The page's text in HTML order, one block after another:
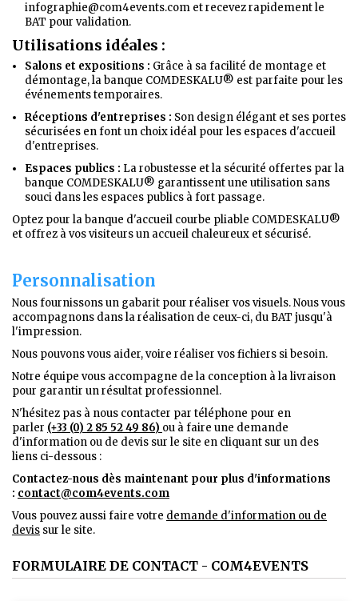
infographie@com4events.com et recevez rapidement le
BAT pour validation.
Utilisations idéales :
Salons et expositions : Grâce à sa facilité de montage et
démontage, la banque COMDESKALU® est parfaite pour les
événements temporaires.
Réceptions d'entreprises : Son design élégant et ses portes
sécurisées en font un choix idéal pour les espaces d'accueil
d'entreprises.
Espaces publics : La robustesse et la sécurité offertes par la
banque COMDESKALU® garantissent une utilisation sans
souci dans les espaces publics à fort passage.
Optez pour la banque d'accueil courbe pliable COMDESKALU®
et offrez à vos visiteurs un accueil chaleureux et sécurisé.
Personnalisation
Nous fournissons un gabarit pour réaliser vos visuels. Nous vous
accompagnons dans la réalisation de ceux-ci, du BAT jusqu'à
l'impression.
Nous pouvons vous aider, voire réaliser vos fichiers si besoin.
Notre équipe vous accompagne de la conception à la livraison
pour garantir un résultat professionnel.
N'hésitez pas à nous contacter par téléphone pour en
parler (+33 (0) 2 85 52 49 86) ou à faire une demande
d'information ou de devis sur le site en cliquant sur un des
liens ci-dessous :
Contactez-nous dès maintenant pour plus d'informations
: contact@com4events.com
Vous pouvez aussi faire votre demande d'information ou de
devis sur le site.
FORMULAIRE DE CONTACT - COM4EVENTS